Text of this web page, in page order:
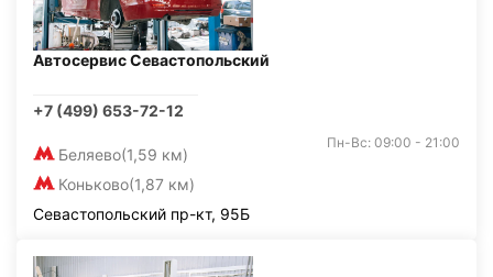
Автосервис Севастопольский
+7 (499) 653-72-12
Беляево(1,59 км)
Коньково(1,87 км)
Пн-Вс: 09:00 - 21:00
Севастопольский пр-кт, 95Б